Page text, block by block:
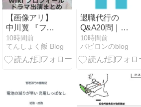
【画像アリ】
中川翼 『ファ
ーストクライ
母子救命救急
班』毛利賢人
出演まとめ
10時間前
てんしょく飯 Blog
退職代行の
Q&A20問｜違
法にならな
い？有給は取
れる？即日辞
10時間前
バビロンのblog